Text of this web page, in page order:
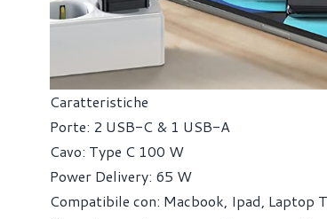
Caratteristiche
Porte: 2 USB-C & 1 USB-A
Cavo: Type C 100 W
Power Delivery: 65 W
Compatibile con: Macbook, Ipad, Laptop